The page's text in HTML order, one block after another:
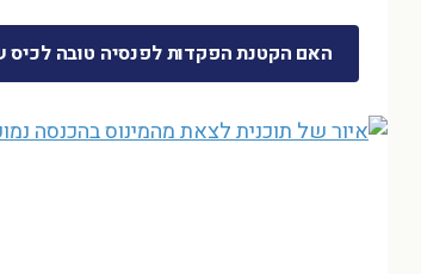
האם הקטנת הפקדות לפנסיה טובה לכיס